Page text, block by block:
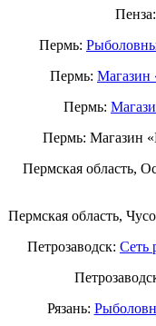
Пенза:
Пермь:
Пермь: Магазин
Пермь:
Пермь: Магазин
Пермская область,
Пермская область,
Петрозаводск: Сеть
Рязань: